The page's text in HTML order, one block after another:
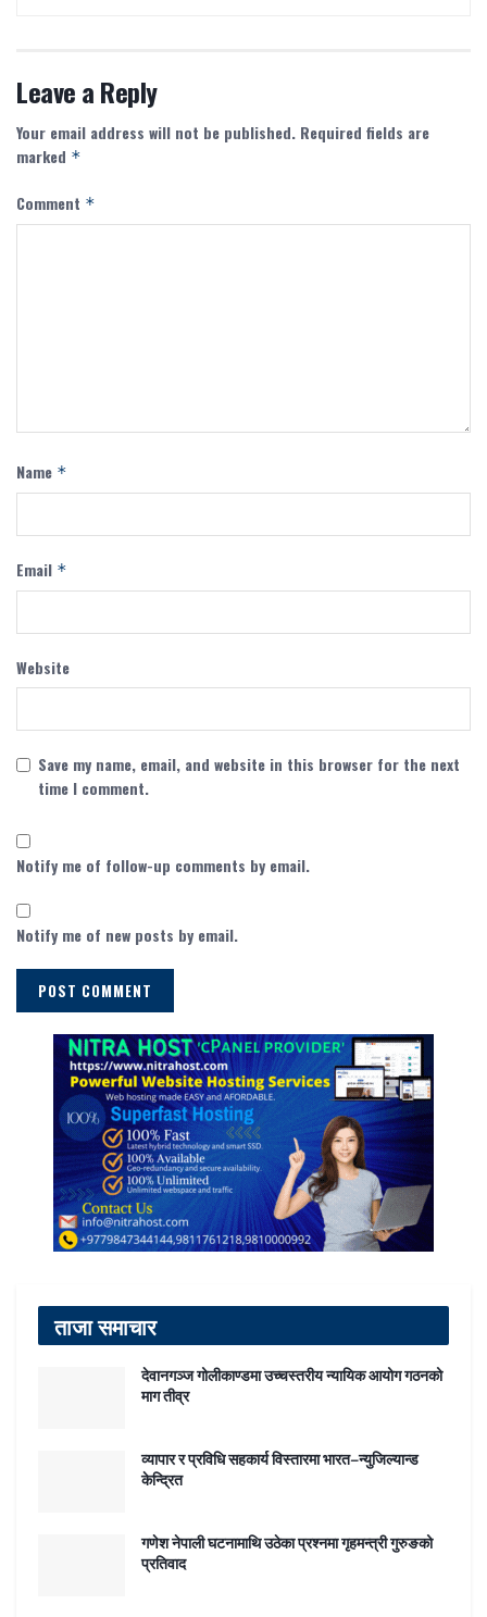
Leave a Reply
Your email address will not be published. Required fields are
marked *
Comment *
Name *
Email *
Website
Save my name, email, and website in this browser for the next
time I comment.
Notify me of follow-up comments by email.
Notify me of new posts by email.
ताजा समाचार
देवानगञ्ज गोलीकाण्डमा उच्चस्तरीय न्यायिक आयोग गठनको
माग तीव्र
व्यापार र प्रविधि सहकार्य विस्तारमा भारत–न्युजिल्यान्ड
केन्द्रित
गणेश नेपाली घटनामाथि उठेका प्रश्नमा गृहमन्त्री गुरुङको
प्रतिवाद